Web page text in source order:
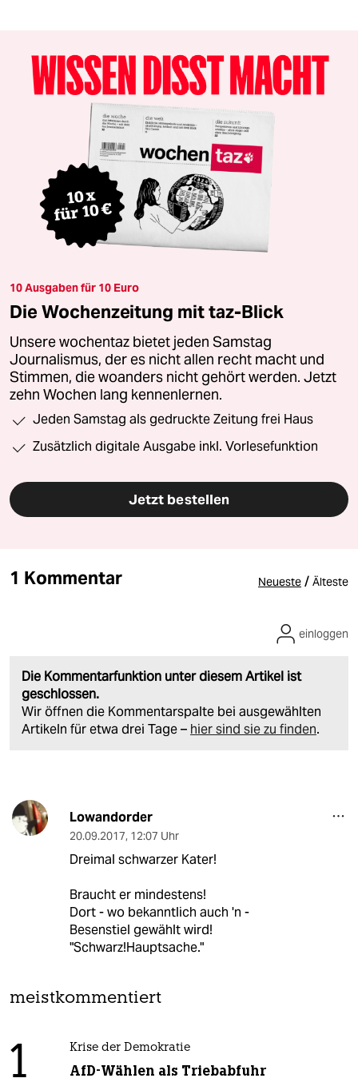
10 Ausgaben für 10 Euro
Die Wochenzeitung mit taz-Blick
Unsere wochentaz bietet jeden Samstag
Journalismus, der es nicht allen recht macht und
Stimmen, die woanders nicht gehört werden. Jetzt
zehn Wochen lang kennenlernen.
Jeden Samstag als gedruckte Zeitung frei Haus
Zusätzlich digitale Ausgabe inkl. Vorlesefunktion
Jetzt bestellen
1 Kommentar Neueste / Älteste
Die Kommentarfunktion unter diesem Artikel ist
geschlossen.
Wir öffnen die Kommentarspalte bei ausgewählten
Artikeln für etwa drei Tage – hier sind sie zu finden.
einloggen
Lowandorder
20.09.2017, 12:07 Uhr
Dreimal schwarzer Kater!
Braucht er mindestens!
Dort - wo bekanntlich auch 'n -
Besenstiel gewählt wird!
"Schwarz!Hauptsache."
meistkommentiert
1 Krise der Demokratie
AfD-Wählen als Triebabfuhr